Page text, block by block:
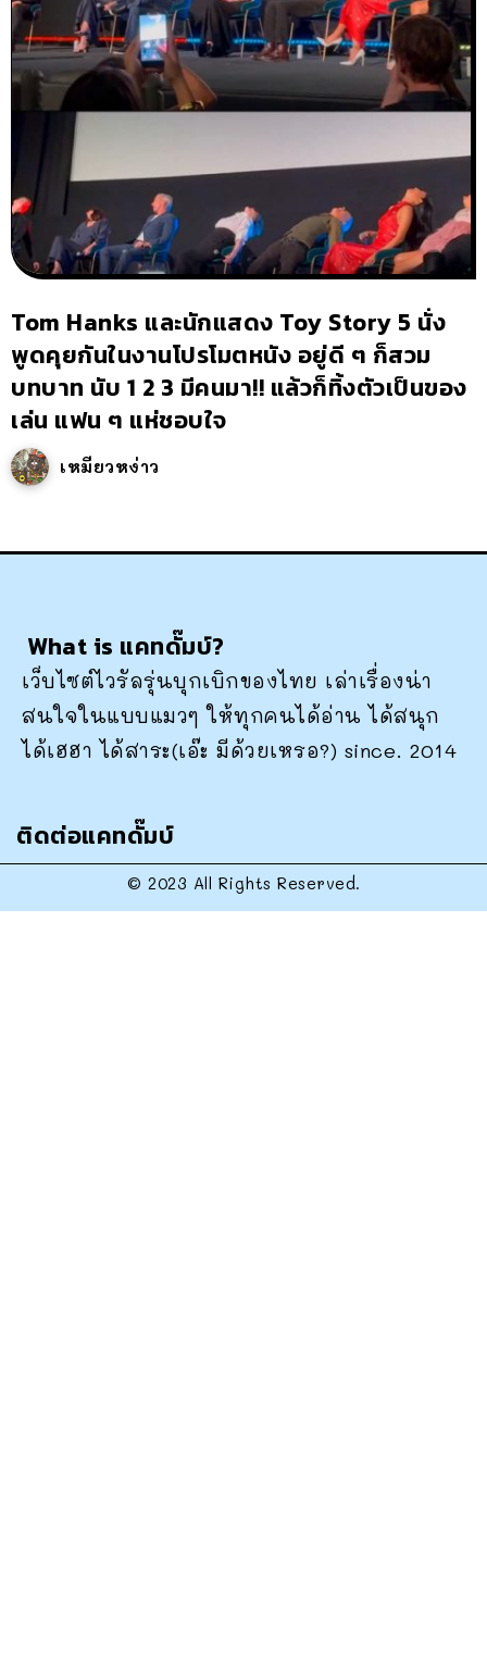
Tom Hanks และนักแสดง Toy Story 5 นั่ง
พูดคุยกันในงานโปรโมตหนัง อยู่ดี ๆ ก็สวม
บทบาท นับ 1 2 3 มีคนมา!! แล้วก็ทิ้งตัวเป็นของ
เล่น แฟน ๆ แห่ชอบใจ
เหมียวหง่าว
What is แคทดั๊มบ์?
เว็บไซต์ไวรัลรุ่นบุกเบิกของไทย เล่าเรื่องน่า
สนใจในแบบแมวๆ ให้ทุกคนได้อ่าน ได้สนุก
ได้เฮฮา ได้สาระ(เอ๊ะ มีด้วยเหรอ?) since. 2014
ติดต่อแคทดั๊มบ์
© 2023 All Rights Reserved.